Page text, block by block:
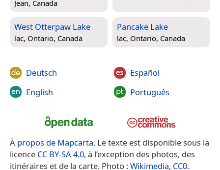
Jean, Canada
West Otterpaw Lake
lac, Ontario, Canada
Pancake Lake
lac, Ontario, Canada
Deutsch
English
Español
Português
À propos de Mapcarta. Le texte est disponible sous la
licence CC BY-SA 4.0, à l’exception des photos, des
itinéraires et de la carte. Photo :Wikimedia, CC0.